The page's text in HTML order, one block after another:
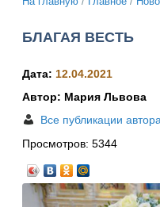
БЛАГАЯ ВЕСТЬ
Дата: 12.04.2021
Автор: Мария Львова
Все публикации
Просмотров: 5344